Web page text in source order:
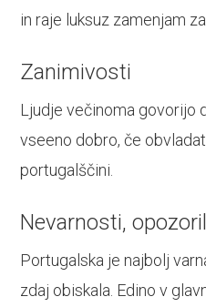
in raje luksuz zamenjam
Zanimivosti
Ljudje večinoma govorijo
vseeno dobro, če
portugalščini.
Nevarnosti,
Portugalska je najbolj
zdaj obiskala. Edino v